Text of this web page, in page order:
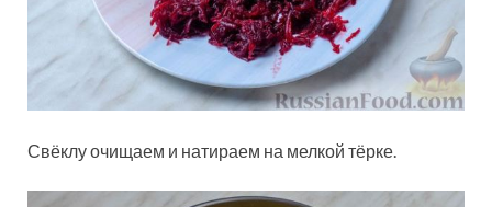
Свёклу очищаем и натираем на мелкой тёрке.